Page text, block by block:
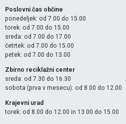
Poslovni čas občine
ponedeljek: od 7.00 do 15.00
torek: od 7.00 do 15.00
sreda: od 7.00 do 17.00
četrtek: od 7.00 do 15.00
petek: od 7.00 do 13.00
Zbirno reciklažni center
sreda: od 7.30 do 16.30
sobota (prva v mesecu): od 8.00 do 12.00
Krajevni urad
torek: od 8.00 do 12.00 in 13.00 do 15.00